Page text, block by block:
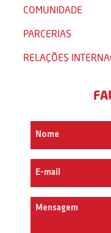
COMUNIDADE
PARCERIAS
RELAÇÕES